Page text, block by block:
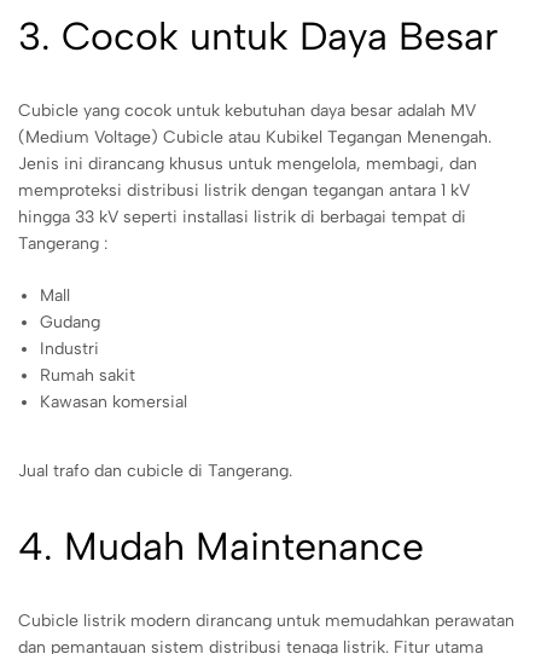
3. Cocok untuk Daya Besar
Cubicle yang cocok untuk kebutuhan daya besar adalah MV
(Medium Voltage) Cubicle atau Kubikel Tegangan Menengah.
Jenis ini dirancang khusus untuk mengelola, membagi, dan
memproteksi distribusi listrik dengan tegangan antara 1 kV
hingga 33 kV seperti installasi listrik di berbagai tempat di
Tangerang :
Mall
Gudang
Industri
Rumah sakit
Kawasan komersial
Jual trafo dan cubicle di Tangerang.
4. Mudah Maintenance
Cubicle listrik modern dirancang untuk memudahkan perawatan
dan pemantauan sistem distribusi tenaga listrik. Fitur utama